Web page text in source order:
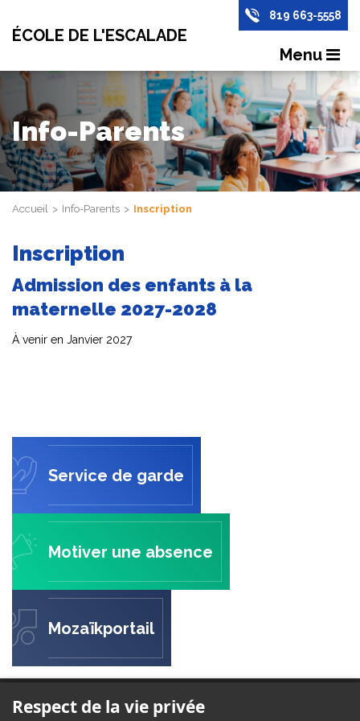
ÉCOLE DE L'ESCALADE
819 663-5558
Menu
Info-Parents
Accueil Info-Parents Inscription
Inscription
Admission des enfants à la
maternelle 2027-2028
À venir en Janvier 2027
Service de garde
Motiver une absence
Mozaïkportail
ÉCOLE DE L'ESCALADE
Respect de la vie privée